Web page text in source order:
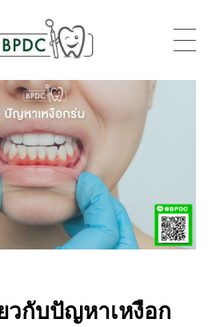
BPDC
แค่เว็บเวิร์ดเพรสเว็บหนึ่ง
วกับปัญหาเหงือก